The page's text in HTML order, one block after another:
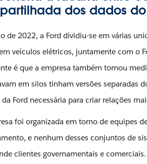
dos dados
de 2022, a Ford dividiu-se em várias
veículos elétricos, juntamente com o
é que a empresa também tomou
em silos tinham versões separadas
Ford necessária para criar relações
foi organizada em torno de equipes
e nenhum desses conjuntos de
clientes governamentais e